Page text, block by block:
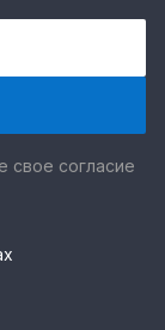
свое согласие